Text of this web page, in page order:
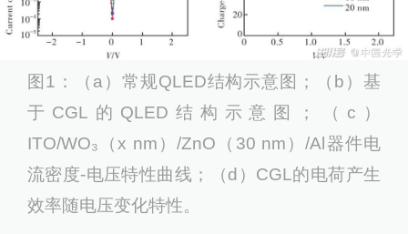
图1：（a）常规QLED结构示意图；（b）基
于CGL的QLED结构示意图；（c）
ITO/WO₃（x nm）/ZnO（30 nm）/Al器件电
流密度‐电压特性曲线；（d）CGL的电荷产生
效率随电压变化特性。